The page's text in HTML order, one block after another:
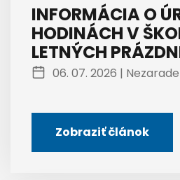
INFORMÁCIA O
HODINÁCH V
LETNÝCH
06. 07. 2026 |
Zobraziť článok